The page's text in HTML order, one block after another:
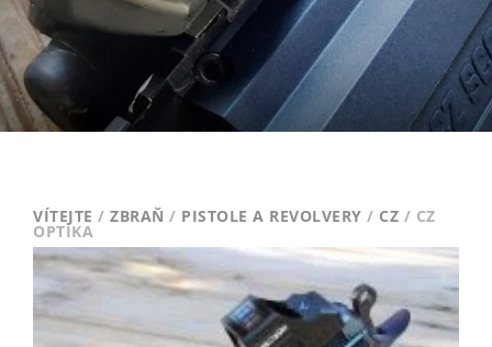
VÍTEJTE / ZBRAŇ / PISTOLE A REVOLVERY / CZ / CZ
OPTIKA